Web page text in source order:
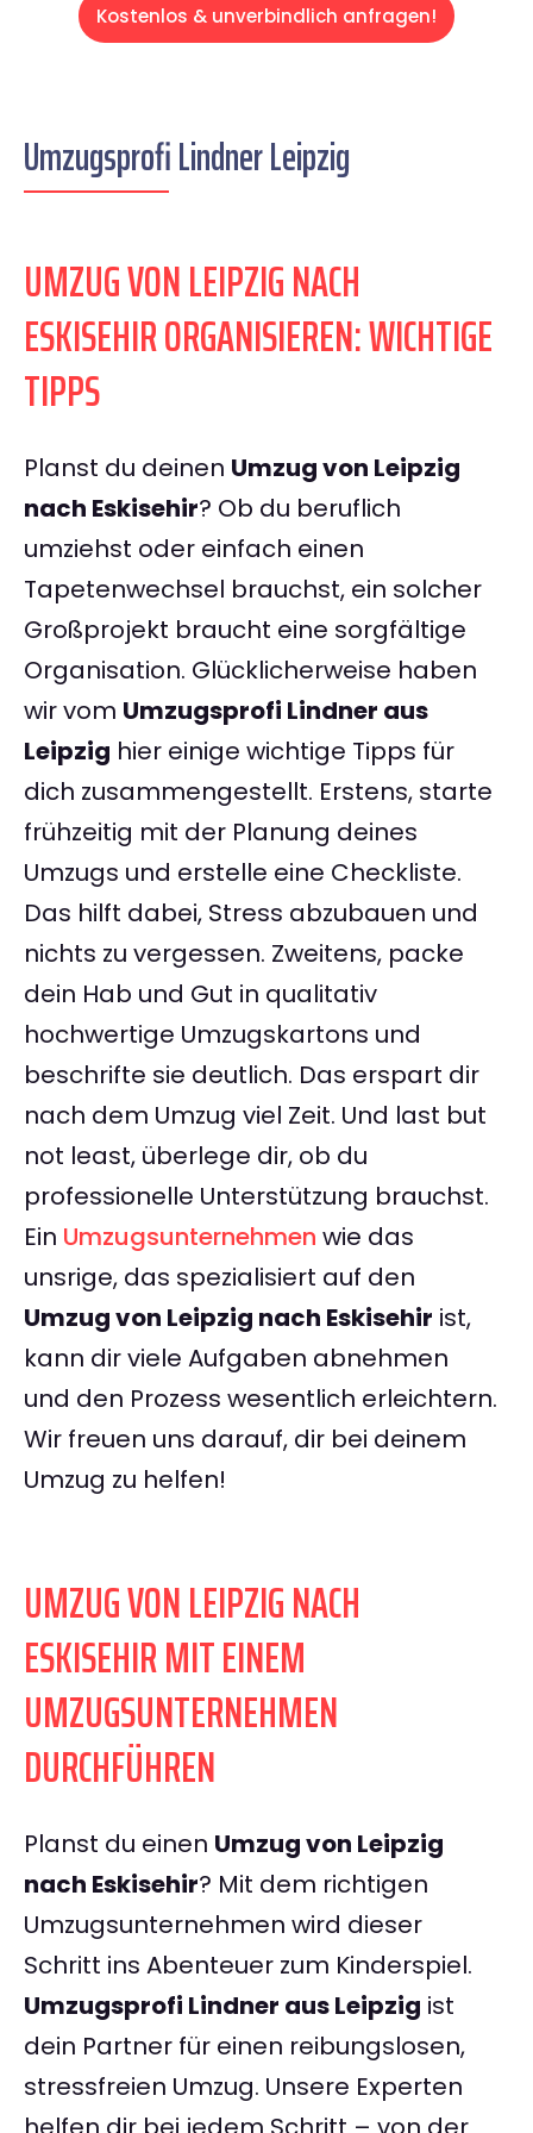
Kostenlos & unverbindlich anfragen!
Umzugsprofi Lindner Leipzig
UMZUG VON LEIPZIG NACH
ESKISEHIR ORGANISIEREN: WICHTIGE
TIPPS
Planst du deinen Umzug von Leipzig
nach Eskisehir? Ob du beruflich
umziehst oder einfach einen
Tapetenwechsel brauchst, ein solcher
Großprojekt braucht eine sorgfältige
Organisation. Glücklicherweise haben
wir vom Umzugsprofi Lindner aus
Leipzig hier einige wichtige Tipps für
dich zusammengestellt. Erstens, starte
frühzeitig mit der Planung deines
Umzugs und erstelle eine Checkliste.
Das hilft dabei, Stress abzubauen und
nichts zu vergessen. Zweitens, packe
dein Hab und Gut in qualitativ
hochwertige Umzugskartons und
beschrifte sie deutlich. Das erspart dir
nach dem Umzug viel Zeit. Und last but
not least, überlege dir, ob du
professionelle Unterstützung brauchst.
Ein Umzugsunternehmen wie das
unsrige, das spezialisiert auf den
Umzug von Leipzig nach Eskisehir ist,
kann dir viele Aufgaben abnehmen
und den Prozess wesentlich erleichtern.
Wir freuen uns darauf, dir bei deinem
Umzug zu helfen!
UMZUG VON LEIPZIG NACH
ESKISEHIR MIT EINEM
UMZUGSUNTERNEHMEN
DURCHFÜHREN
Planst du einen Umzug von Leipzig
nach Eskisehir? Mit dem richtigen
Umzugsunternehmen wird dieser
Schritt ins Abenteuer zum Kinderspiel.
Umzugsprofi Lindner aus Leipzig ist
dein Partner für einen reibungslosen,
stressfreien Umzug. Unsere Experten